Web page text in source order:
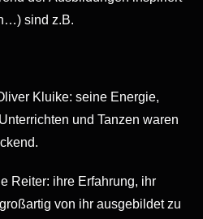
sind z.B.
Kluike: seine Energie,
und Tanzen waren
Reiter: ihre Erfahrung, ihr
von ihr ausgebildet zu